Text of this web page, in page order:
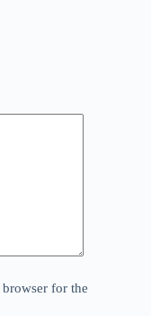
for the